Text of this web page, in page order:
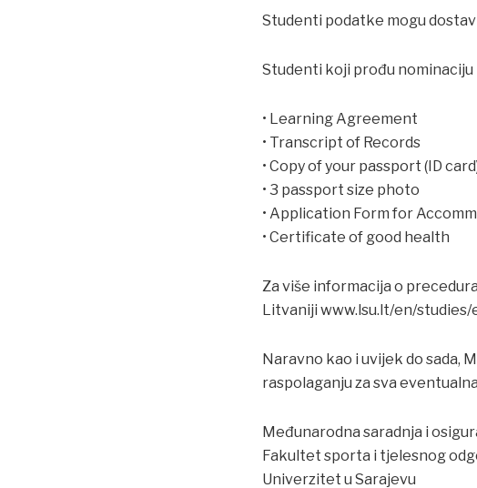
Studenti podatke mogu
Studenti koji prođu nominaciju
• Learning Agreement
• Transcript of Records
• Copy of your passport (ID
• 3 passport size photo
• Application Form for
• Certificate of good health
Za više informacija o
Litvaniji www.lsu.lt/en/
Naravno kao i uvijek do sada,
raspolaganju za sva
Međunarodna saradnja i
Fakultet sporta i tjelesnog
Univerzitet u Sarajevu